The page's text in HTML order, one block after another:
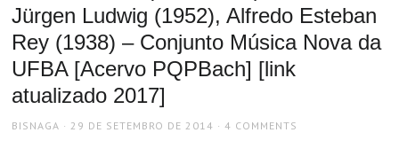
Jürgen Ludwig (1952), Alfredo Esteban
Rey (1938) – Conjunto Música Nova da
UFBA [Acervo PQPBach] [link
atualizado 2017]
AUTHOR
BISNAGA
POSTED
29 DE SETEMBRO DE 2014 4 COMMENTS